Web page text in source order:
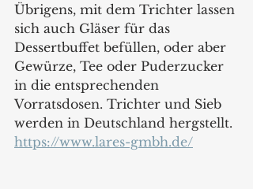
Übrigens, mit dem Trichter lassen
sich auch Gläser für das
Dessertbuffet befüllen, oder aber
Gewürze, Tee oder Puderzucker
in die entsprechenden
Vorratsdosen. Trichter und Sieb
werden in Deutschland hergstellt.
https://www.lares-gmbh.de/